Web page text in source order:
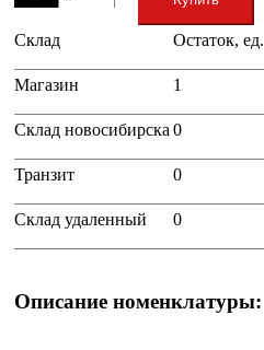
+
Склад Остаток, ед.
Магазин 1
Склад новосибирска 0
Транзит 0
Склад удаленный 0
Описание номенклатуры: